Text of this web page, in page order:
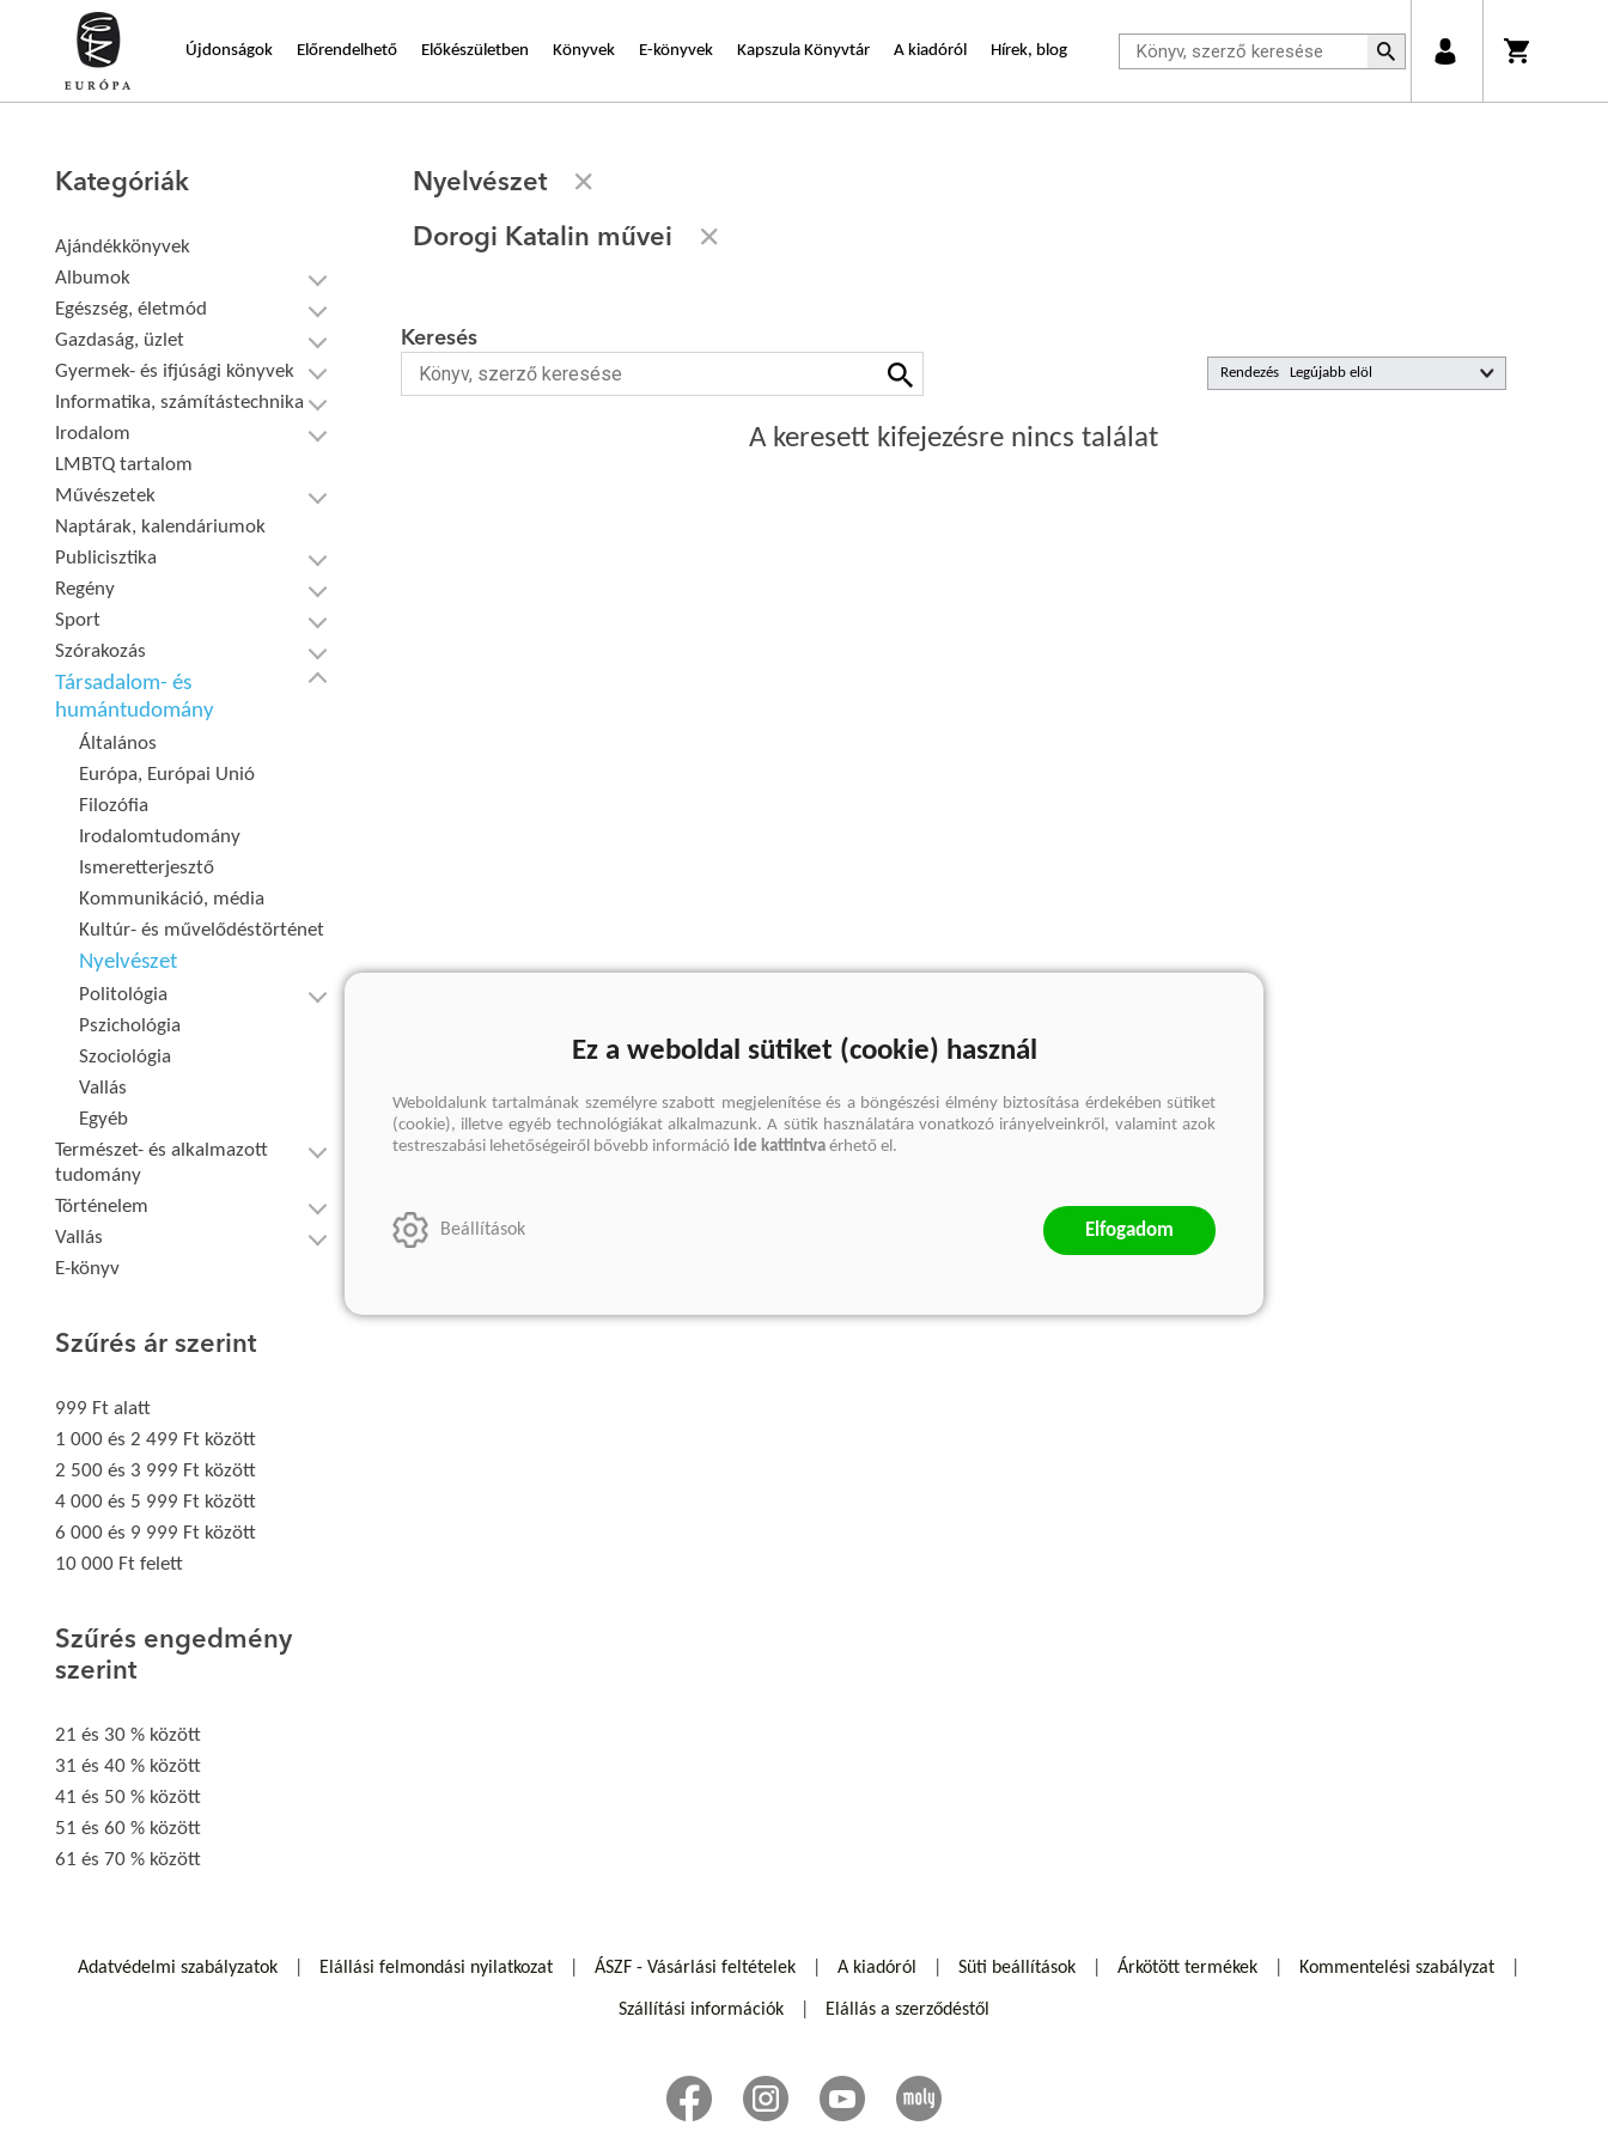
Újdonságok Előrendelhető Előkészületben Könyvek E-könyvek Kapszula Könyvtár A kiadóról Hírek, blog
Kategóriák
Ajándékkönyvek
Albumok
Egészség, életmód
Gazdaság, üzlet
Gyermek- és ifjúsági könyvek
Informatika, számítástechnika
Irodalom
LMBTQ tartalom
Művészetek
Naptárak, kalendáriumok
Publicisztika
Regény
Sport
Szórakozás
Társadalom- és
humántudomány
Általános
Európa, Európai Unió
Filozófia
Irodalomtudomány
Ismeretterjesztő
Kommunikáció, média
Kultúr- és művelődéstörténet
Nyelvészet
Politológia
Pszichológia
Szociológia
Vallás
Egyéb
Természet- és alkalmazott
tudomány
Történelem
Vallás
E-könyv
Szűrés ár szerint
999 Ft alatt
1 000 és 2 499 Ft között
2 500 és 3 999 Ft között
4 000 és 5 999 Ft között
6 000 és 9 999 Ft között
10 000 Ft felett
Szűrés engedmény
szerint
21 és 30 % között
31 és 40 % között
41 és 50 % között
51 és 60 % között
61 és 70 % között
Nyelvészet
Dorogi Katalin művei
Rendezés
Keresés
A keresett kifejezésre nincs találat
Adatvédelmi szabályzatok Elállási felmondási nyilatkozat ÁSZF - Vásárlási feltételek A kiadóról Süti beállítások Árkötött termékek Kommentelési szabályzat
Szállítási információk Elállás a szerződéstől
Ez a weboldal sütiket (cookie) használ
Weboldalunk tartalmának személyre szabott megjelenítése és a böngészési élmény biztosítása érdekében sütiket
(cookie), illetve egyéb technológiákat alkalmazunk. A sütik használatára vonatkozó irányelveinkről, valamint azok
testreszabási lehetőségeiről bővebb információ ide kattintva érhető el.
Beállítások Elfogadom